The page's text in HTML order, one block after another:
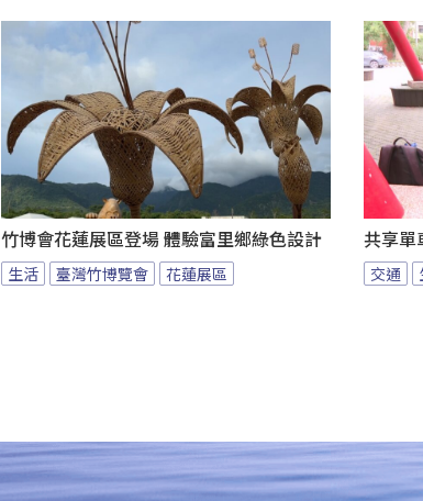
竹博會花蓮展區登場 體驗富里鄉綠色設計
生活 臺灣竹博覽會 花蓮展區
共享單
交通